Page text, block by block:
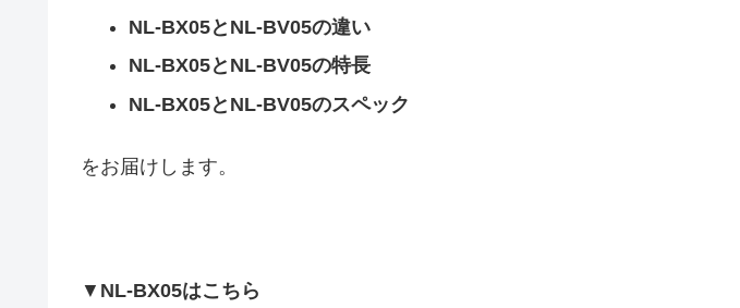
NL-BX05とNL-BV05の違い
NL-BX05とNL-BV05の特長
NL-BX05とNL-BV05のスペック
をお届けします。
▼ NL-BX05はこちら